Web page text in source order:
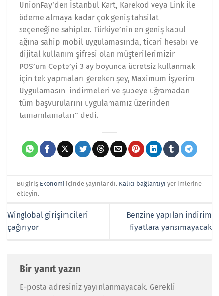
UnionPay’den İstanbul Kart, Karekod veya Link ile
ödeme almaya kadar çok geniş tahsilat
seçeneğine sahipler. Türkiye’nin en geniş kabul
ağına sahip mobil uygulamasında, ticari hesabı ve
dijital kullanım şifresi olan müşterilerimizin
POS’um Cepte’yi 3 ay boyunca ücretsiz kullanmak
için tek yapmaları gereken şey, Maximum İşyerim
Uygulamasını indirmeleri ve şubeye uğramadan
tüm başvurularını uygulamamız üzerinden
tamamlamaları” dedi.
Bu giriş Ekonomi içinde yayınlandı. Kalıcı bağlantıyı yer imlerine
ekleyin.
Winglobal girişimcileri
çağırıyor
Benzine yapılan indirim
fiyatlara yansımayacak
Bir yanıt yazın
E-posta adresiniz yayınlanmayacak. Gerekli